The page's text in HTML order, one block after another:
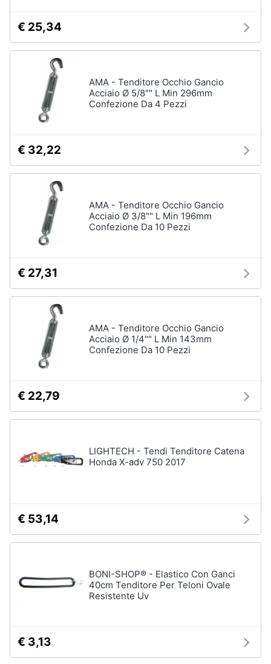
Giocattoli
Prima
infanzia
Fotografia
Abbigliamento
Sport
Animali
Libri,
Festività
ricorrenze
Promozioni
Servizi
Esci
€ 25,34
AMA - Tenditore Occhio Gancio
Acciaio Ø 5/8"" L Min 296mm
Confezione Da 4 Pezzi
€ 32,22
AMA - Tenditore Occhio Gancio
Acciaio Ø 3/8"" L Min 196mm
Confezione Da 10 Pezzi
€ 27,31
AMA - Tenditore Occhio Gancio
Acciaio Ø 1/4"" L Min 143mm
Confezione Da 10 Pezzi
€ 22,79
LIGHTECH - Tendi Tenditore Catena
Honda X-adv 750 2017
€ 53,14
BONI-SHOP® - Elastico Con Ganci
40cm Tenditore Per Teloni Ovale
Resistente Uv
€ 3,13